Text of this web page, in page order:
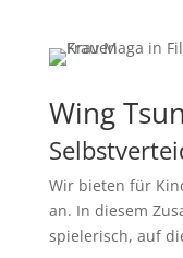
Wing Tsun
Wir bieten für
an. In diesem
spielerisch, auf